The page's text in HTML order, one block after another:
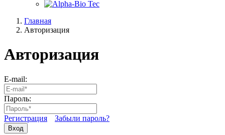
Главная
Авторизация
Авторизация
E-mail:
Пароль:
Регистрация Забыли пароль?
Вход